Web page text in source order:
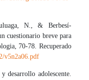
N., & Berbesí-
cuestionario breve para
70-78. Recuperado
v5n2a06.pdf
desarrollo adolescente.